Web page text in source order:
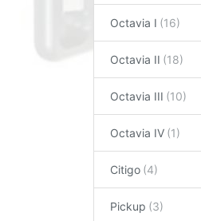
Octavia I
Octavia II
Octavia III
Octavia IV
Citigo
Pickup